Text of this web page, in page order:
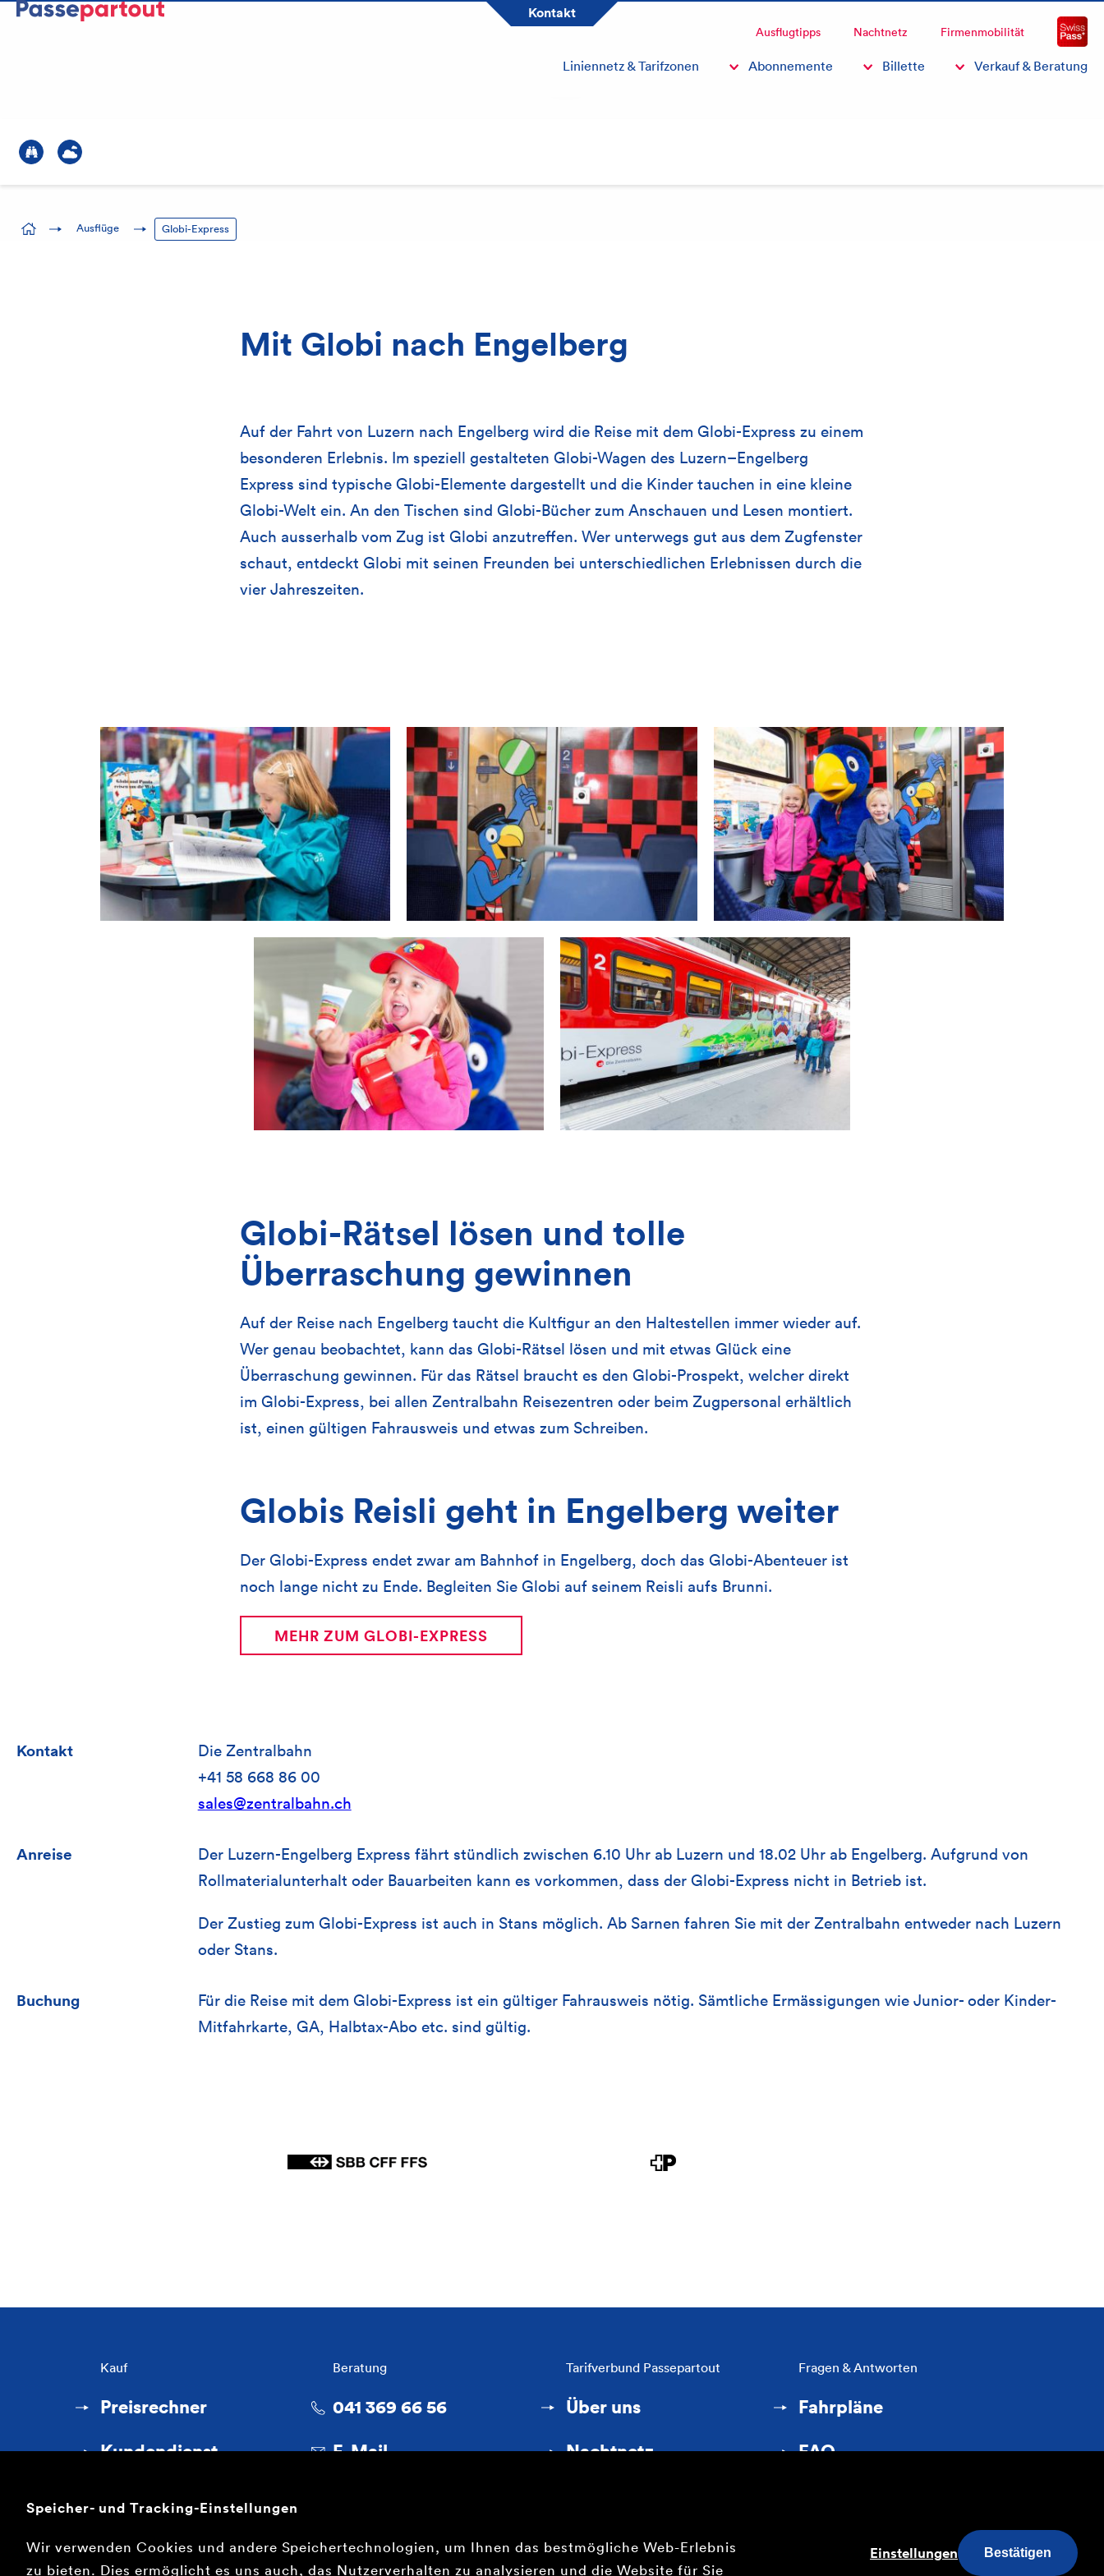
Speicher- und Tracking-Einstellungen
Wir verwenden Cookies und andere Speichertechnologien, um Ihnen das bestmögliche Web-Erlebnis
zu bieten. Dies ermöglicht es uns auch, das Nutzerverhalten zu analysieren und die Website für Sie
Einstellungen Bestätigen
Beratung Tarifverbund Passepartout Fragen & Antworten
Kontakt
Ausflugtipps Nachtnetz Firmenmobilität
Liniennetz & Tarifzonen Abonnemente Billette Verkauf & Beratung
Ausflugsziel
Ausflüge Globi-Express
Mit Globi nach Engelberg
Auf der Fahrt von Luzern nach Engelberg wird die Reise mit dem Globi-Express zu einem
besonderen Erlebnis. Im speziell gestalteten Globi-Wagen des Luzern–Engelberg
Express sind typische Globi-Elemente dargestellt und die Kinder tauchen in eine kleine
Globi-Welt ein. An den Tischen sind Globi-Bücher zum Anschauen und Lesen montiert.
Auch ausserhalb vom Zug ist Globi anzutreffen. Wer unterwegs gut aus dem Zugfenster
schaut, entdeckt Globi mit seinen Freunden bei unterschiedlichen Erlebnissen durch die
vier Jahreszeiten.
Globi-Rätsel lösen und tolle
Überraschung gewinnen
Auf der Reise nach Engelberg taucht die Kultfigur an den Haltestellen immer wieder auf.
Wer genau beobachtet, kann das Globi-Rätsel lösen und mit etwas Glück eine
Überraschung gewinnen. Für das Rätsel braucht es den Globi-Prospekt, welcher direkt
im Globi-Express, bei allen Zentralbahn Reisezentren oder beim Zugpersonal erhältlich
ist, einen gültigen Fahrausweis und etwas zum Schreiben.
Globis Reisli geht in Engelberg weiter
Der Globi-Express endet zwar am Bahnhof in Engelberg, doch das Globi-Abenteuer ist
noch lange nicht zu Ende. Begleiten Sie Globi auf seinem Reisli aufs Brunni.
MEHR ZUM GLOBI-EXPRESS
Kontakt
Die Zentralbahn
+41 58 668 86 00
sales@zentralbahn.ch
Anreise
Der Luzern-Engelberg Express fährt stündlich zwischen 6.10 Uhr ab Luzern und 18.02 Uhr ab Engelberg. Aufgrund von
Rollmaterialunterhalt oder Bauarbeiten kann es vorkommen, dass der Globi-Express nicht in Betrieb ist.
Der Zustieg zum Globi-Express ist auch in Stans möglich. Ab Sarnen fahren Sie mit der Zentralbahn entweder nach Luzern
oder Stans.
Buchung
Für die Reise mit dem Globi-Express ist ein gültiger Fahrausweis nötig. Sämtliche Ermässigungen wie Junior- oder Kinder-
Mitfahrkarte, GA, Halbtax-Abo etc. sind gültig.
Kauf
Preisrechner
Kundendienst
Beratung
041 369 66 56
E-Mail
Tarifverbund Passepartout
Über uns
Nachtnetz
Fragen & Antworten
Fahrpläne
FAQ